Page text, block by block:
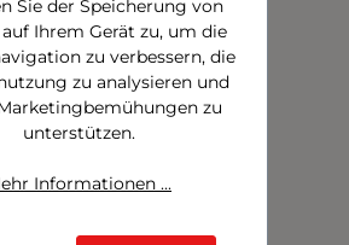
Sie der Speicherung von
Ihrem Gerät zu, um die
zu verbessern, die
zu analysieren und
zu
unterstützen.
Informationen ...